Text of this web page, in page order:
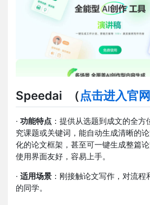
Speedai （点击进入官网
· 功能特点 ：提供从选题到成文的全
究课题或关键词，能自动生成清晰的
化的论文框架，甚至可一键生成整篇论
使用界面友好，容易上手。
· 适用场景 ：刚接触论文写作，对流程
的同学。